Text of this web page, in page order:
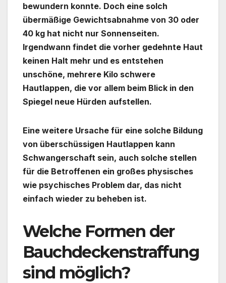
bewundern konnte. Doch eine solch
übermäßige Gewichtsabnahme von 30 oder
40 kg hat nicht nur Sonnenseiten.
Irgendwann findet die vorher gedehnte Haut
keinen Halt mehr und es entstehen
unschöne, mehrere Kilo schwere
Hautlappen, die vor allem beim Blick in den
Spiegel neue Hürden aufstellen.
Eine weitere Ursache für eine solche Bildung
von überschüssigen Hautlappen kann
Schwangerschaft sein, auch solche stellen
für die Betroffenen ein großes physisches
wie psychisches Problem dar, das nicht
einfach wieder zu beheben ist.
Welche Formen der
Bauchdeckenstraffung
sind möglich?